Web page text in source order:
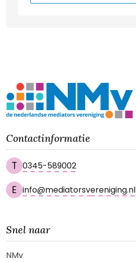
Contactinformatie
T 0345-589002
E info@mediatorsvereniging.nl
Snel naar
NMv